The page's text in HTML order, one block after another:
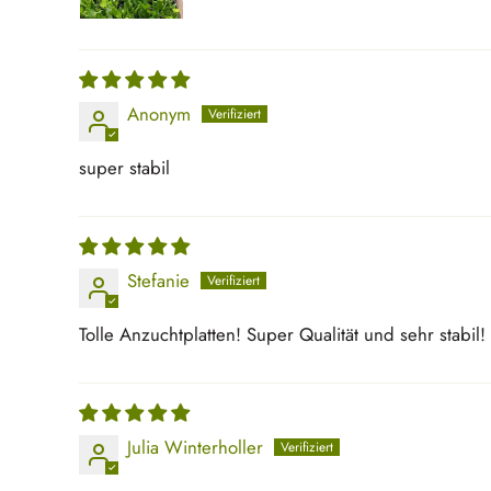
Anonym
super stabil
Stefanie
Tolle Anzuchtplatten! Super Qualität und sehr stabil!
Julia Winterholler